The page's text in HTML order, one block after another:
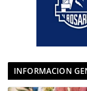
INFORMACION